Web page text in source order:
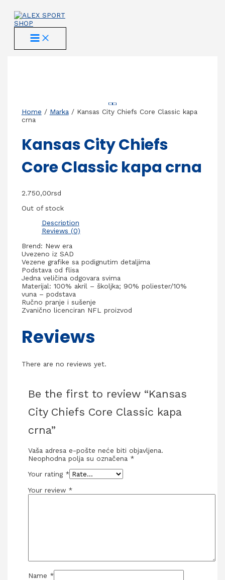
content
MAIN
MENU
Home / Marka / Kansas City Chiefs Core Classic kapa
crna
Kansas City Chiefs
Core Classic kapa crna
2.750,00rsd
Out of stock
Description
Reviews (0)
Brend: New era
Uvezeno iz SAD
Vezene grafike sa podignutim detaljima
Podstava od flisa
Jedna veličina odgovara svima
Materijal: 100% akril – školjka; 90% poliester/10%
vuna – podstava
Ručno pranje i sušenje
Zvanično licenciran NFL proizvod
Reviews
There are no reviews yet.
Be the first to review “Kansas
City Chiefs Core Classic kapa
crna”
Vaša adresa e-pošte neće biti objavljena.
Neophodna polja su označena *
Your rating *
Your review *
Name *